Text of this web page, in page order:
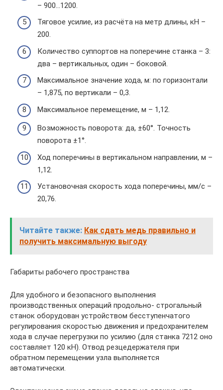
– 900…1200.
Тяговое усилие, из расчёта на метр длины, кН –
200.
Количество суппортов на поперечине станка – 3:
два – вертикальных, один – боковой.
Максимальное значение хода, м: по горизонтали
– 1,875, по вертикали – 0,3.
Максимальное перемещение, м – 1,12.
Возможность поворота: да, ±60°. Точность
поворота ±1°.
Ход поперечины в вертикальном направлении, м –
1,12.
Установочная скорость хода поперечины, мм/с –
20,76.
Читайте также: Как сдать медь правильно и
получить максимальную выгоду
Габариты рабочего пространства
Для удобного и безопасного выполнения
производственных операций продольно- строгальный
станок оборудован устройством бесступенчатого
регулирования скоростью движения и предохранителем
хода в случае перегрузки по усилию (для станка 7212 оно
составляет 120 кН). Отвод резцедержателя при
обратном перемещении узла выполняется
автоматически.